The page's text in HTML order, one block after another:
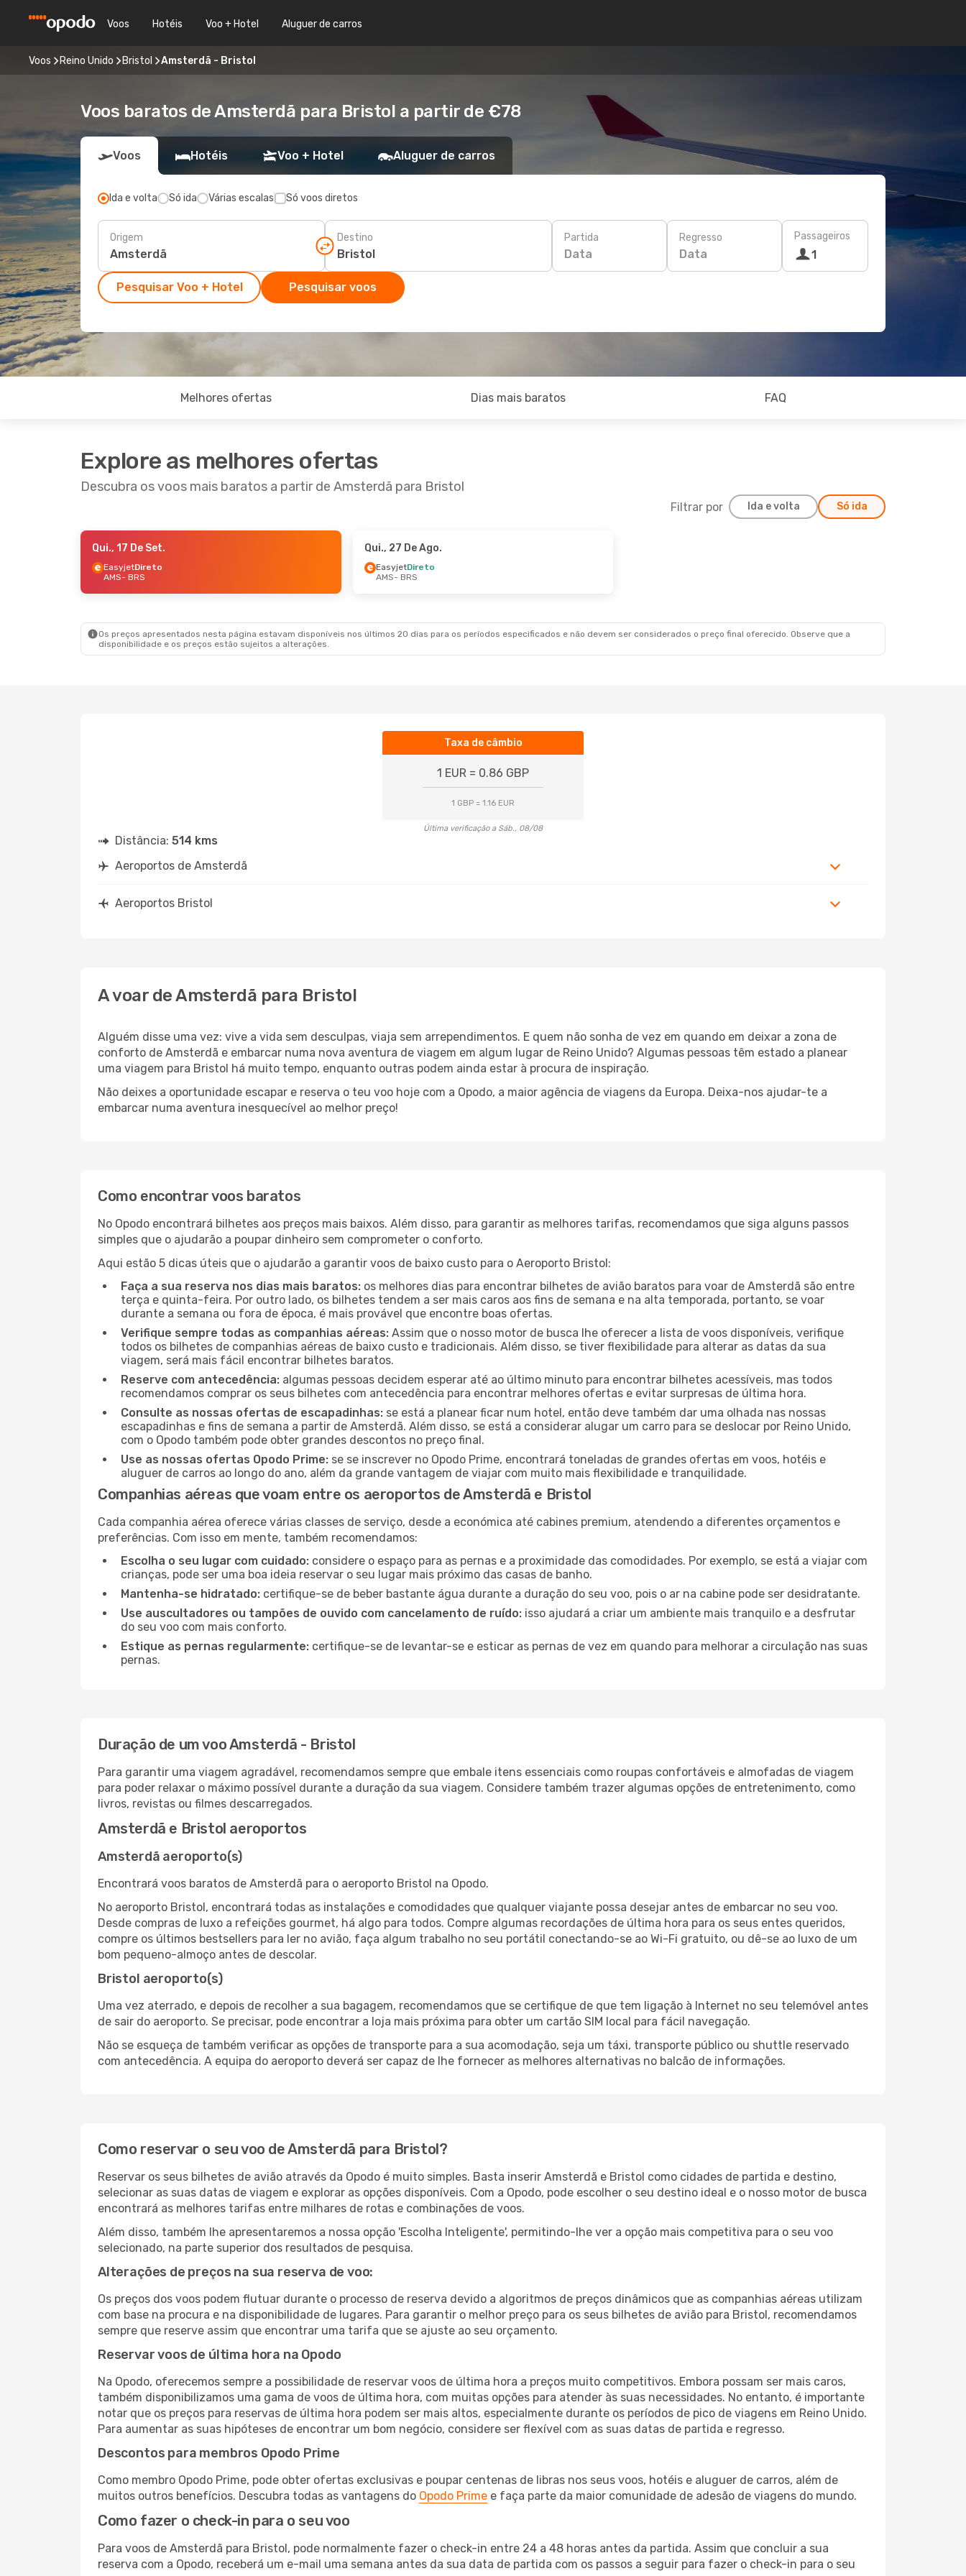
Voos Hotéis Voo + Hotel Aluguer de carros
Voos Reino Unido Bristol Amsterdã - Bristol
Voos baratos de Amsterdã para Bristol a partir de €78
Voos Hotéis Voo + Hotel Aluguer de carros
Ida e volta Só ida Várias escalas Só voos diretos
Origem Destino Partida
Data
Regresso
Data
Passageiros
1
Pesquisar Voo + Hotel Pesquisar voos
Melhores ofertas Dias mais baratos FAQ
Explore as melhores ofertas
Descubra os voos mais baratos a partir de Amsterdã para Bristol
Filtrar por Ida e volta Só ida
- Dom., 6 De Set.
Qui., 17 De Set.
EasyjetDireto
AMS- BRS
Qui., 27 De Ago.
EasyjetDireto
AMS- BRS
Os preços apresentados nesta página estavam disponíveis nos últimos 20 dias para os períodos especificados e não devem ser considerados o preço final oferecido. Observe que a
disponibilidade e os preços estão sujeitos a alterações.
Taxa de câmbio
1 EUR = 0.86 GBP
1 GBP = 1.16 EUR
Última verificação a Sáb., 08/08
Distância: 514 kms
Aeroportos de Amsterdã
Aeroportos Bristol
A voar de Amsterdã para Bristol
Alguém disse uma vez: vive a vida sem desculpas, viaja sem arrependimentos. E quem não sonha de vez em quando em deixar a zona de
conforto de Amsterdã e embarcar numa nova aventura de viagem em algum lugar de Reino Unido? Algumas pessoas têm estado a planear
uma viagem para Bristol há muito tempo, enquanto outras podem ainda estar à procura de inspiração.
Não deixes a oportunidade escapar e reserva o teu voo hoje com a Opodo, a maior agência de viagens da Europa. Deixa-nos ajudar-te a
embarcar numa aventura inesquecível ao melhor preço!
Como encontrar voos baratos
No Opodo encontrará bilhetes aos preços mais baixos. Além disso, para garantir as melhores tarifas, recomendamos que siga alguns passos
simples que o ajudarão a poupar dinheiro sem comprometer o conforto.
Aqui estão 5 dicas úteis que o ajudarão a garantir voos de baixo custo para o Aeroporto Bristol:
Faça a sua reserva nos dias mais baratos: os melhores dias para encontrar bilhetes de avião baratos para voar de Amsterdã são entre
terça e quinta-feira. Por outro lado, os bilhetes tendem a ser mais caros aos fins de semana e na alta temporada, portanto, se voar
durante a semana ou fora de época, é mais provável que encontre boas ofertas.
Verifique sempre todas as companhias aéreas: Assim que o nosso motor de busca lhe oferecer a lista de voos disponíveis, verifique
todos os bilhetes de companhias aéreas de baixo custo e tradicionais. Além disso, se tiver flexibilidade para alterar as datas da sua
viagem, será mais fácil encontrar bilhetes baratos.
Reserve com antecedência: algumas pessoas decidem esperar até ao último minuto para encontrar bilhetes acessíveis, mas todos
recomendamos comprar os seus bilhetes com antecedência para encontrar melhores ofertas e evitar surpresas de última hora.
Consulte as nossas ofertas de escapadinhas: se está a planear ficar num hotel, então deve também dar uma olhada nas nossas
escapadinhas e fins de semana a partir de Amsterdã. Além disso, se está a considerar alugar um carro para se deslocar por Reino Unido,
com o Opodo também pode obter grandes descontos no preço final.
Use as nossas ofertas Opodo Prime: se se inscrever no Opodo Prime, encontrará toneladas de grandes ofertas em voos, hotéis e
aluguer de carros ao longo do ano, além da grande vantagem de viajar com muito mais flexibilidade e tranquilidade.
Companhias aéreas que voam entre os aeroportos de Amsterdã e Bristol
Cada companhia aérea oferece várias classes de serviço, desde a económica até cabines premium, atendendo a diferentes orçamentos e
preferências. Com isso em mente, também recomendamos:
Escolha o seu lugar com cuidado: considere o espaço para as pernas e a proximidade das comodidades. Por exemplo, se está a viajar com
crianças, pode ser uma boa ideia reservar o seu lugar mais próximo das casas de banho.
Mantenha-se hidratado: certifique-se de beber bastante água durante a duração do seu voo, pois o ar na cabine pode ser desidratante.
Use auscultadores ou tampões de ouvido com cancelamento de ruído: isso ajudará a criar um ambiente mais tranquilo e a desfrutar
do seu voo com mais conforto.
Estique as pernas regularmente: certifique-se de levantar-se e esticar as pernas de vez em quando para melhorar a circulação nas suas
pernas.
Duração de um voo Amsterdã - Bristol
Para garantir uma viagem agradável, recomendamos sempre que embale itens essenciais como roupas confortáveis e almofadas de viagem
para poder relaxar o máximo possível durante a duração da sua viagem. Considere também trazer algumas opções de entretenimento, como
livros, revistas ou filmes descarregados.
Amsterdã e Bristol aeroportos
Amsterdã aeroporto(s)
Encontrará voos baratos de Amsterdã para o aeroporto Bristol na Opodo.
No aeroporto Bristol, encontrará todas as instalações e comodidades que qualquer viajante possa desejar antes de embarcar no seu voo.
Desde compras de luxo a refeições gourmet, há algo para todos. Compre algumas recordações de última hora para os seus entes queridos,
compre os últimos bestsellers para ler no avião, faça algum trabalho no seu portátil conectando-se ao Wi-Fi gratuito, ou dê-se ao luxo de um
bom pequeno-almoço antes de descolar.
Bristol aeroporto(s)
Uma vez aterrado, e depois de recolher a sua bagagem, recomendamos que se certifique de que tem ligação à Internet no seu telemóvel antes
de sair do aeroporto. Se precisar, pode encontrar a loja mais próxima para obter um cartão SIM local para fácil navegação.
Não se esqueça de também verificar as opções de transporte para a sua acomodação, seja um táxi, transporte público ou shuttle reservado
com antecedência. A equipa do aeroporto deverá ser capaz de lhe fornecer as melhores alternativas no balcão de informações.
Como reservar o seu voo de Amsterdã para Bristol?
Reservar os seus bilhetes de avião através da Opodo é muito simples. Basta inserir Amsterdã e Bristol como cidades de partida e destino,
selecionar as suas datas de viagem e explorar as opções disponíveis. Com a Opodo, pode escolher o seu destino ideal e o nosso motor de busca
encontrará as melhores tarifas entre milhares de rotas e combinações de voos.
Além disso, também lhe apresentaremos a nossa opção 'Escolha Inteligente', permitindo-lhe ver a opção mais competitiva para o seu voo
selecionado, na parte superior dos resultados de pesquisa.
Alterações de preços na sua reserva de voo:
Os preços dos voos podem flutuar durante o processo de reserva devido a algoritmos de preços dinâmicos que as companhias aéreas utilizam
com base na procura e na disponibilidade de lugares. Para garantir o melhor preço para os seus bilhetes de avião para Bristol, recomendamos
sempre que reserve assim que encontrar uma tarifa que se ajuste ao seu orçamento.
Reservar voos de última hora na Opodo
Na Opodo, oferecemos sempre a possibilidade de reservar voos de última hora a preços muito competitivos. Embora possam ser mais caros,
também disponibilizamos uma gama de voos de última hora, com muitas opções para atender às suas necessidades. No entanto, é importante
notar que os preços para reservas de última hora podem ser mais altos, especialmente durante os períodos de pico de viagens em Reino Unido.
Para aumentar as suas hipóteses de encontrar um bom negócio, considere ser flexível com as suas datas de partida e regresso.
Descontos para membros Opodo Prime
Como membro Opodo Prime, pode obter ofertas exclusivas e poupar centenas de libras nos seus voos, hotéis e aluguer de carros, além de
muitos outros benefícios. Descubra todas as vantagens do Opodo Prime e faça parte da maior comunidade de adesão de viagens do mundo.
Como fazer o check-in para o seu voo
Para voos de Amsterdã para Bristol, pode normalmente fazer o check-in entre 24 a 48 horas antes da partida. Assim que concluir a sua
reserva com a Opodo, receberá um e-mail uma semana antes da sua data de partida com os passos a seguir para fazer o check-in para o seu